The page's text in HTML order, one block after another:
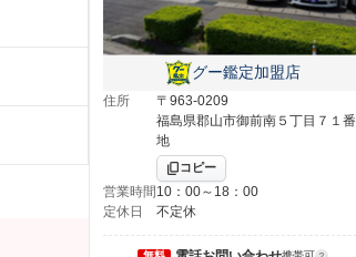
グー鑑定加盟店
住所
〒963-0209
福島県郡山市御前南５丁目７１番
地
コピー
営業時間10：00～18：00
定休日
不定休